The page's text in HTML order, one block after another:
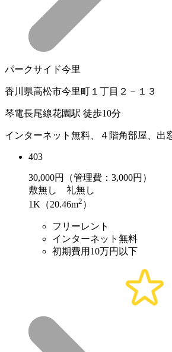
パークサイド今里
香川県高松市今里町１丁目２－１３
琴電長尾線花園駅 徒歩10分
インターネット無料、４階角部屋、出
403
30,000円（管理費：3,000円）
敷無し 礼無し
1K（20.46m2 ）
フリーレント
インターネット無料
初期費用10万円以下